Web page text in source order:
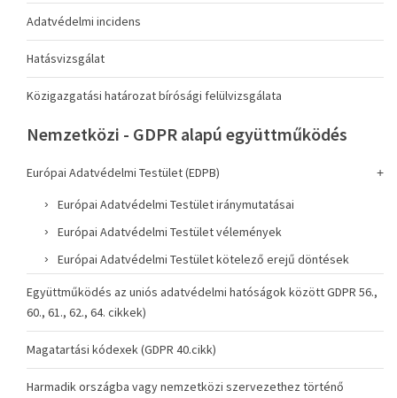
Adatvédelmi incidens
Hatásvizsgálat
Közigazgatási határozat bírósági felülvizsgálata
Nemzetközi - GDPR alapú együttműködés
Európai Adatvédelmi Testület (EDPB)
Európai Adatvédelmi Testület iránymutatásai
Európai Adatvédelmi Testület vélemények
Európai Adatvédelmi Testület kötelező erejű döntések
Együttműködés az uniós adatvédelmi hatóságok között GDPR 56.,
60., 61., 62., 64. cikkek)
Magatartási kódexek (GDPR 40.cikk)
Harmadik országba vagy nemzetközi szervezethez történő